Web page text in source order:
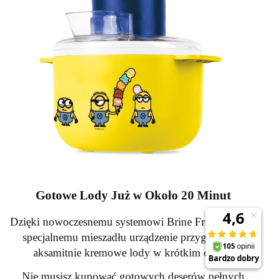
Gotowe Lody Już w Około 20 Minut
Dzięki nowoczesnemu systemowi Brine Freezing oraz
specjalnemu mieszadłu urządzenie przygotowuje
aksamitnie kremowe lody w krótkim czasie.
Nie musisz kupować gotowych deserów pełnych